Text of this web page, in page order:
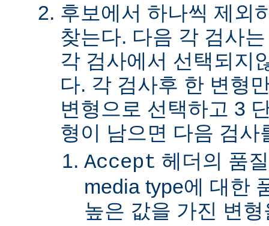
후보에서 하나씩 제외
찾는다. 다음 각 검사
각 검사에서 선택되지
다. 각 검사후 한 변형
변형으로 선택하고 3
형이 남으면 다음 검사
Accept 헤더의 품
media type에 대한
높은 값을 가진 변